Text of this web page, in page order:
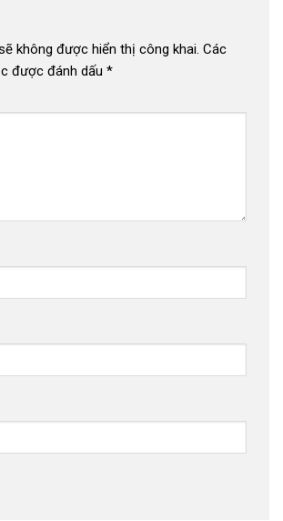
không được hiển thị công khai. Các
được đánh dấu *